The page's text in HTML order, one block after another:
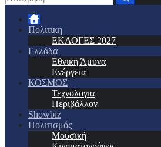
Πολιτικη
ΕΚΛΟΓΕΣ 2027
Ελλάδα
Εθνική Άμυνα
Ενέργεια
ΚΟΣΜΟΣ
Τεχνολογια
Περιβάλλον
Showbiz
Πολιτισμός
Μουσική